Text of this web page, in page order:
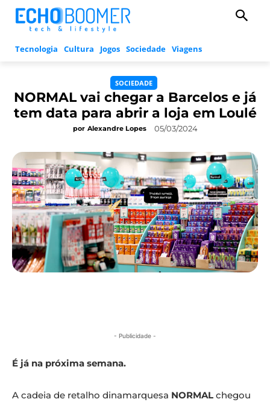
Tecnologia Cultura Jogos Sociedade Viagens
SOCIEDADE
NORMAL vai chegar a Barcelos e já
tem data para abrir a loja em Loulé
por Alexandre Lopes 05/03/2024
- Publicidade -
É já na próxima semana.
A cadeia de retalho dinamarquesa NORMAL chegou